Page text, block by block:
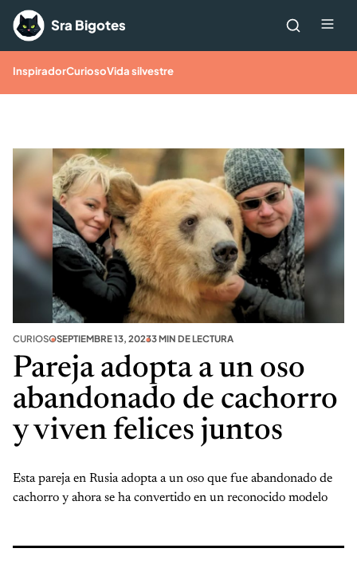
Saltar al contenido
Sra Bigotes
InspiradorCuriosoVida silvestre
CURIOSOSEPTIEMBRE 13, 20233 MIN DE LECTURA
Pareja adopta a un oso
abandonado de cachorro
y viven felices juntos
Esta pareja en Rusia adopta a un oso que fue abandonado de
cachorro y ahora se ha convertido en un reconocido modelo